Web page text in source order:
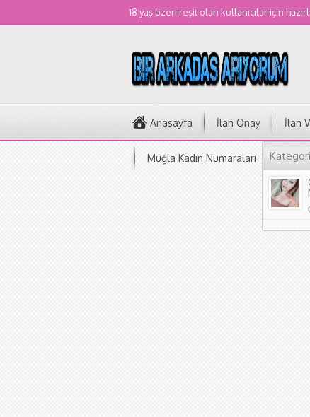
18 yaş üzeri reşit olan kullanıcılar için
Anasayfa İlan Onay İlan
Muğla Kadın Numaraları